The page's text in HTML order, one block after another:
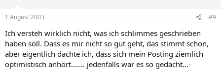
1 August 2003 #9
Ich versteh wirklich nicht, was ich schlimmes geschrieben
haben soll. Dass es mir nicht so gut geht, das stimmt schon,
aber eigentlich dachte ich, dass sich mein Posting ziemlich
optimistisch anhört....... jedenfalls war es so gedacht...-